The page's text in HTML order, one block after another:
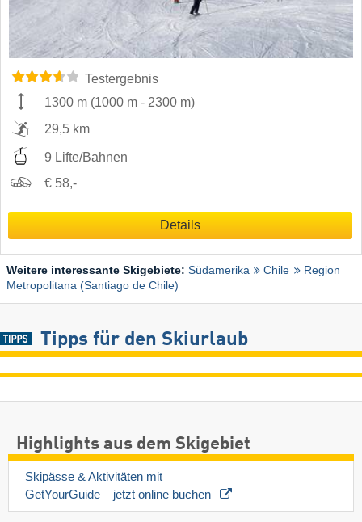
Testergebnis
1300 m (1000 m - 2300 m)
29,5 km
9 Lifte/Bahnen
€ 58,-
Details
Weitere interessante Skigebiete: Südamerika Chile
Region
Metropolitana (Santiago de Chile)
Tipps für den Skiurlaub
Highlights aus dem Skigebiet
Skipässe & Aktivitäten mit
GetYourGuide – jetzt online buchen